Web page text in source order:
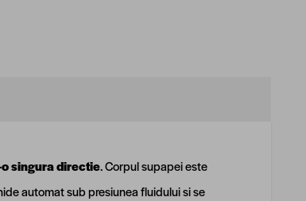
singura directie. Corpul supapei este
automat sub presiunea fluidului si se